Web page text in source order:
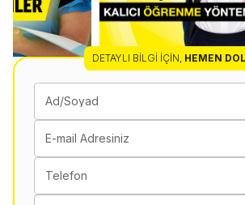
DETAYLI BILGI İÇIN, HEMEN
Ad/Soyad
E-mail Adresiniz
Telefon